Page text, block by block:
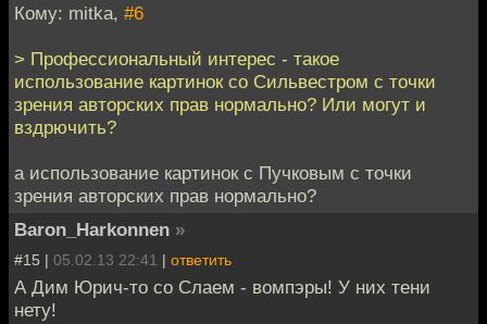
Кому: mitka, #6
> Профессиональный интерес - такое
использование картинок со Сильвестром с точки
зрения авторских прав нормально? Или могут и
вздрючить?
а использование картинок с Пучковым с точки
зрения авторских прав нормально?
Baron_Harkonnen »
#15 | 05.02.13 22:41 | ответить
А Дим Юрич-то со Слаем - вомпэры! У них тени
нету!